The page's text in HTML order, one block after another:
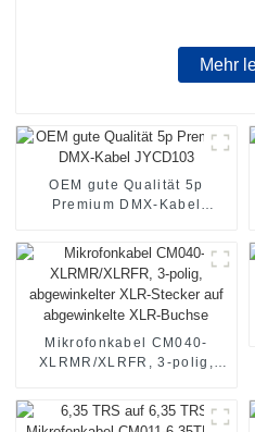
Mehr
OEM gute Qualität 5p
Premium DMX-Kabel
Mikrofonkabel CM040-
XLRMR/XLRFR, 3-polig,
auf abgewinkelte XLR-